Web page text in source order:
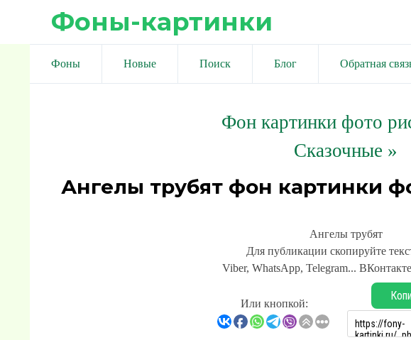
Фоны-картинки
Фоны Новые Поиск Блог Обратная
Фон картинки фото
Сказочные »
Ангелы трубят фон картинки
Ангелы трубят
Для публикации скопируйте
Viber, WhatsApp, Telegram...
Или кнопкой: